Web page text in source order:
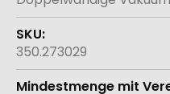
350.273029